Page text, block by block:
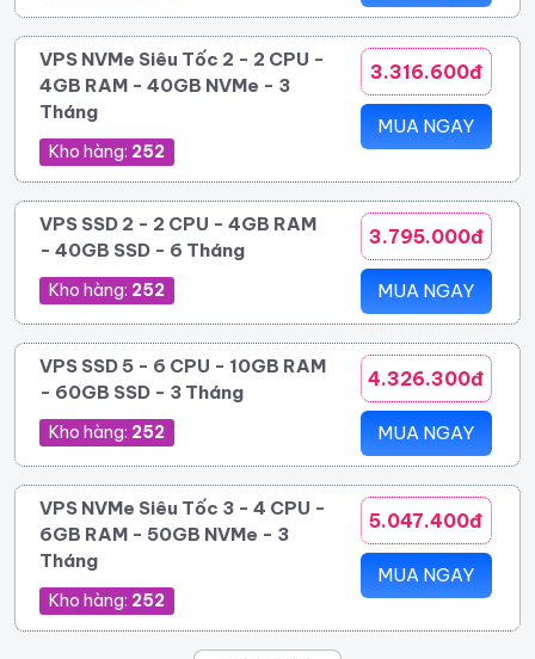
VPS NVMe Siêu Tốc 2 - 2 CPU -
4GB RAM - 40GB NVMe - 3
Tháng
Kho hàng: 252
3.316.600đ
MUA NGAY
VPS SSD 2 - 2 CPU - 4GB RAM
- 40GB SSD - 6 Tháng
Kho hàng: 252
3.795.000đ
MUA NGAY
VPS SSD 5 - 6 CPU - 10GB RAM
- 60GB SSD - 3 Tháng
Kho hàng: 252
4.326.300đ
MUA NGAY
VPS NVMe Siêu Tốc 3 - 4 CPU -
6GB RAM - 50GB NVMe - 3
Tháng
Kho hàng: 252
5.047.400đ
MUA NGAY